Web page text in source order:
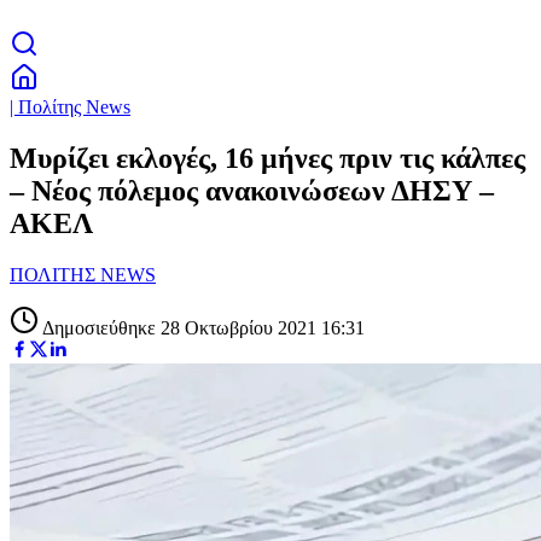
| Πολίτης News
Μυρίζει εκλογές, 16 μήνες πριν τις κάλπες
– Νέος πόλεμος ανακοινώσεων ΔΗΣΥ –
ΑΚΕΛ
ΠΟΛΙΤΗΣ NEWS
Δημοσιεύθηκε 28 Οκτωβρίου 2021 16:31